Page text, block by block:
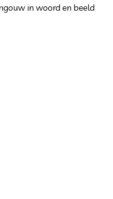
in woord en beeld